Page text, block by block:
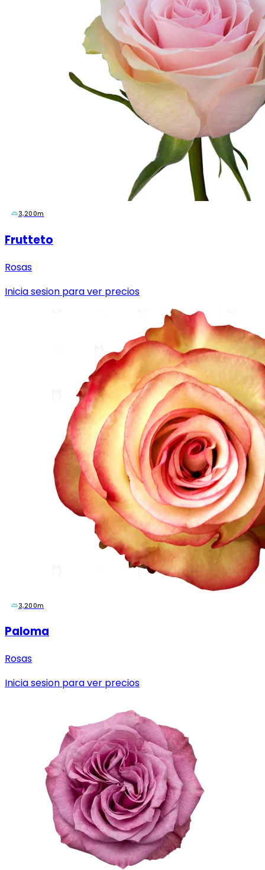
3,200m
Frutteto
Rosas
Inicia sesion para ver precios
3,200m
Paloma
Rosas
Inicia sesion para ver precios